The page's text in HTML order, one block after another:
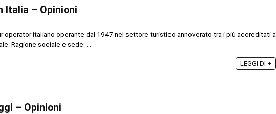
Italia – Opinioni
operator italiano operante dal 1947 nel settore turistico annoverato tra i più accreditati a
Ragione sociale e sede: ...
LEGGI DI +
– Opinioni